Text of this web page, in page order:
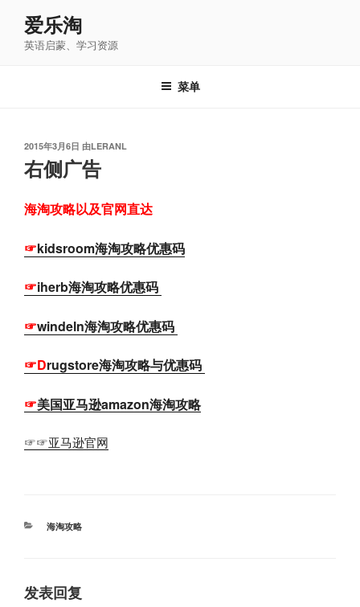
爱乐淘
英语启蒙、学习资源
菜单
发
于
2015年3月6日 由LERANL
右侧广告
海淘攻略以及官网直达
☞kidsroom海淘攻略优惠码
☞iherb海淘攻略优惠码
☞windeln海淘攻略优惠码
☞Drugstore海淘攻略与优惠码
☞美国亚马逊amazon海淘攻略
☞☞亚马逊官网
分
海淘攻略
发表回复